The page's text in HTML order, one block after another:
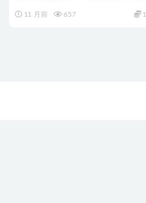
11 月前
657